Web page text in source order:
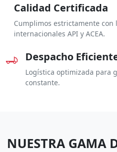
Calidad Certificada
Cumplimos estrictamente con
internacionales API y ACEA.
Despacho
Logística optimizada para
constante.
NUESTRA GAMA